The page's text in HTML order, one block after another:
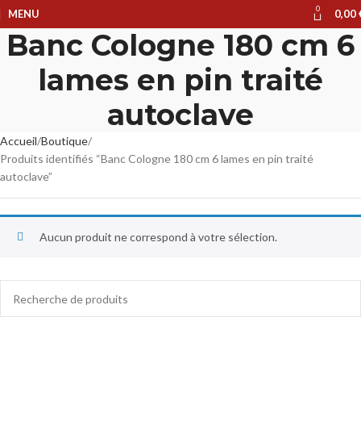
MENU 0 0,00
Banc Cologne 180 cm 6
lames en pin traité
autoclave
Accueil Boutique
Produits identifiés “Banc Cologne 180 cm 6 lames en pin traité
autoclave”
Aucun produit ne correspond à votre sélection.